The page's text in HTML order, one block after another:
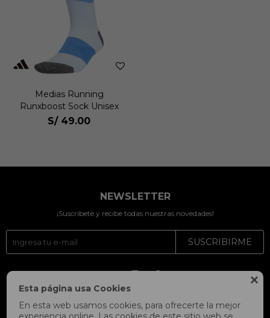

Esta página usa Cookies
En esta web usamos cookies, para ofrecerte la mejor
Medias Running
Runxboost Sock Unisex
S/ 49.00
NEWSLETTER
¡Suscríbete y recibe todas nuestras novedades!
SUSCRIBIRME